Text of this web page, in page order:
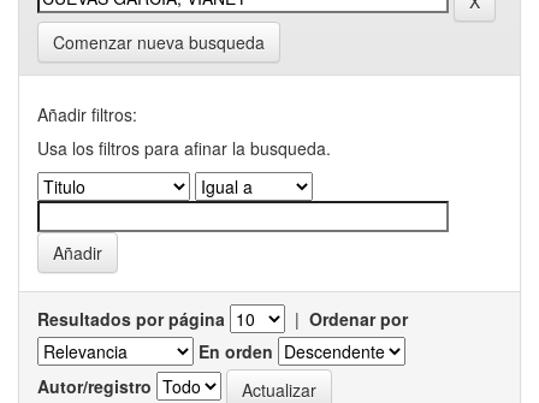
Comenzar nueva busqueda
Añadir filtros:
Usa los filtros para afinar la busqueda.
Resultados por página | Ordenar por
En orden
Autor/registro